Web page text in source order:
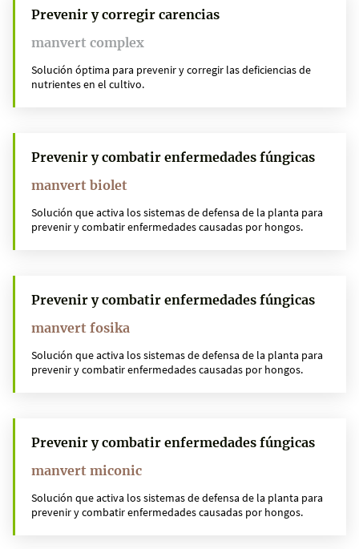
Prevenir y corregir carencias
manvert complex
Solución óptima para prevenir y corregir las deficiencias de
nutrientes en el cultivo.
Prevenir y combatir enfermedades fúngicas
manvert biolet
Solución que activa los sistemas de defensa de la planta para
prevenir y combatir enfermedades causadas por hongos.
Prevenir y combatir enfermedades fúngicas
manvert fosika
Solución que activa los sistemas de defensa de la planta para
prevenir y combatir enfermedades causadas por hongos.
Prevenir y combatir enfermedades fúngicas
manvert miconic
Solución que activa los sistemas de defensa de la planta para
prevenir y combatir enfermedades causadas por hongos.